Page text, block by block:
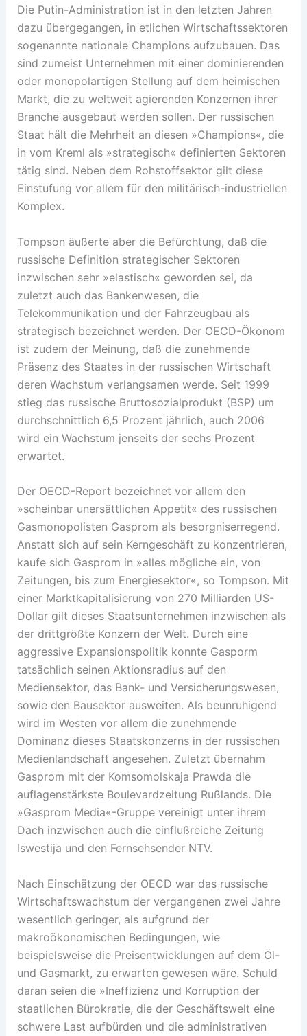
Die Putin-Administration ist in den letzten Jahren
dazu übergegangen, in etlichen Wirtschaftssektoren
sogenannte nationale Champions aufzubauen. Das
sind zumeist Unternehmen mit einer dominierenden
oder monopolartigen Stellung auf dem heimischen
Markt, die zu weltweit agierenden Konzernen ihrer
Branche ausgebaut werden sollen. Der russischen
Staat hält die Mehrheit an diesen »Champions«, die
in vom Kreml als »strategisch« definierten Sektoren
tätig sind. Neben dem Rohstoffsektor gilt diese
Einstufung vor allem für den militärisch-industriellen
Komplex.
Tompson äußerte aber die Befürchtung, daß die
russische Definition strategischer Sektoren
inzwischen sehr »elastisch« geworden sei, da
zuletzt auch das Bankenwesen, die
Telekommunikation und der Fahrzeugbau als
strategisch bezeichnet werden. Der OECD-Ökonom
ist zudem der Meinung, daß die zunehmende
Präsenz des Staates in der russischen Wirtschaft
deren Wachstum verlangsamen werde. Seit 1999
stieg das russische Bruttosozialprodukt (BSP) um
durchschnittlich 6,5 Prozent jährlich, auch 2006
wird ein Wachstum jenseits der sechs Prozent
erwartet.
Der OECD-Report bezeichnet vor allem den
»scheinbar unersättlichen Appetit« des russischen
Gasmonopolisten Gasprom als besorgniserregend.
Anstatt sich auf sein Kerngeschäft zu konzentrieren,
kaufe sich Gasprom in »alles mögliche ein, von
Zeitungen, bis zum Energiesektor«, so Tompson. Mit
einer Marktkapitalisierung von 270 Milliarden US-
Dollar gilt dieses Staatsunternehmen inzwischen als
der drittgrößte Konzern der Welt. Durch eine
aggressive Expansionspolitik konnte Gasporm
tatsächlich seinen Aktionsradius auf den
Mediensektor, das Bank- und Versicherungswesen,
sowie den Bausektor ausweiten. Als beunruhigend
wird im Westen vor allem die zunehmende
Dominanz dieses Staatskonzerns in der russischen
Medienlandschaft angesehen. Zuletzt übernahm
Gasprom mit der Komsomolskaja Prawda die
auflagenstärkste Boulevardzeitung Rußlands. Die
»Gasprom Media«-Gruppe vereinigt unter ihrem
Dach inzwischen auch die einflußreiche Zeitung
Iswestija und den Fernsehsender NTV.
Nach Einschätzung der OECD war das russische
Wirtschaftswachstum der vergangenen zwei Jahre
wesentlich geringer, als aufgrund der
makroökonomischen Bedingungen, wie
beispielsweise die Preisentwicklungen auf dem Öl-
und Gasmarkt, zu erwarten gewesen wäre. Schuld
daran seien die »Ineffizienz und Korruption der
staatlichen Bürokratie, die der Geschäftswelt eine
schwere Last aufbürden und die administrativen